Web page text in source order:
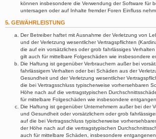
können insbesondere die Verwendung der Software für
untersagen oder auf Inhalte fremder Foren Einfluss
5. GEWÄHRLEISTUNG
Der Betreiber haftet mit Ausnahme der Verletzung von
und der Verletzung wesentlicher Vertragspflichten
die auf ein vorsätzliches oder grob fahrlässiges
gilt auch für mittelbare Folgeschäden wie insbesondere
Die Haftung ist gegenüber Verbrauchern außer bei
fahrlässigem Verhalten oder bei Schäden aus der
Gesundheit und der Verletzung wesentlicher
die bei Vertragsschluss typischerweise vorhersehbaren
Höhe nach auf die vertragstypischen
für mittelbare Folgeschäden wie insbesondere
Die Haftung ist gegenüber Unternehmern außer bei der
und Gesundheit oder vorsätzlichem oder grob
auf die bei Vertragsschluss typischerweise
der Höhe nach auf die vertragstypischen
auch für mittelbare Schäden, insbesondere entgangenen